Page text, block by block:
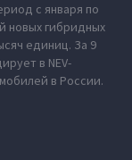
с января по
новых гибридных
единиц. За 9
в NEV-
в России.